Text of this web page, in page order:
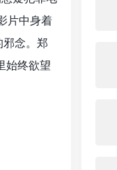
片中身着
邪念。郑
始终欲望